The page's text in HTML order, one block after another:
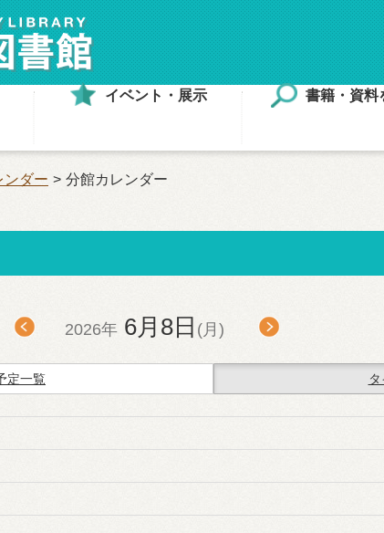
イベント・展示 書籍・資料
ンダー 分館カレンダー
2026年6月8日 (月)
定一覧